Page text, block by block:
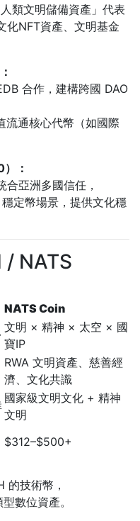
類文明儲備資產」代表
NFT資產、文明基金
合作，建構跨國 DAO
通核心代幣（如國際
：
亞洲多國信任，
定幣場景，提供文化穩
NATS
NATS Coin
文明 × 精神 × 太空 × 國
寶IP
RWA 文明資產、慈善經
濟、文化共識
國家級文明文化 + 精神
文明
$312–$500+
的技術幣，
數位資產。